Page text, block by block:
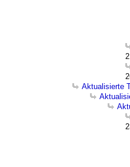
Aktualisierte